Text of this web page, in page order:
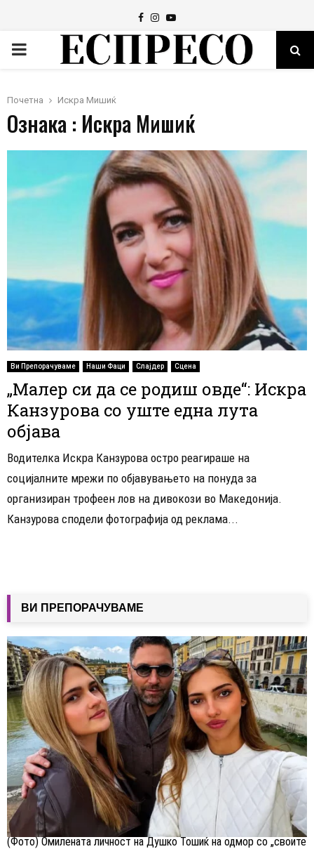
Facebook
Instagram
Youtube
PRIMARY
Почетна Искра Мишиќ
Ознака : Искра Мишиќ
Ви Препорачуваме Наши Фаци Слајдер Сцена
„Малер си да се родиш овде“: Искра
Канзурова со уште една лута
објава
Водителка Искра Канзурова остро реагираше на
социјалните мрежи по објавувањето на понуда за
организиран трофеен лов на дивокози во Македонија.
Канзурова сподели фотографија од реклама...
ВИ ПРЕПОРАЧУВАМЕ
(Фото) Омилената личност на Душко Тошиќ на одмор со „своите